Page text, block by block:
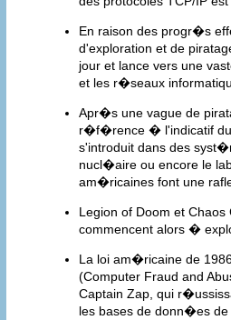
En raison des progr�s
d'exploration et de
jour et lance vers une
et les r�seaux
Apr�s une vague de
r�f�rence � l'indicatif du
s'introduit dans des
nucl�aire ou encore le
am�ricaines font une
Legion of Doom et
commencent alors �
La loi am�ricaine de
(Computer Fraud and
Captain Zap, qui
les bases de donn�es